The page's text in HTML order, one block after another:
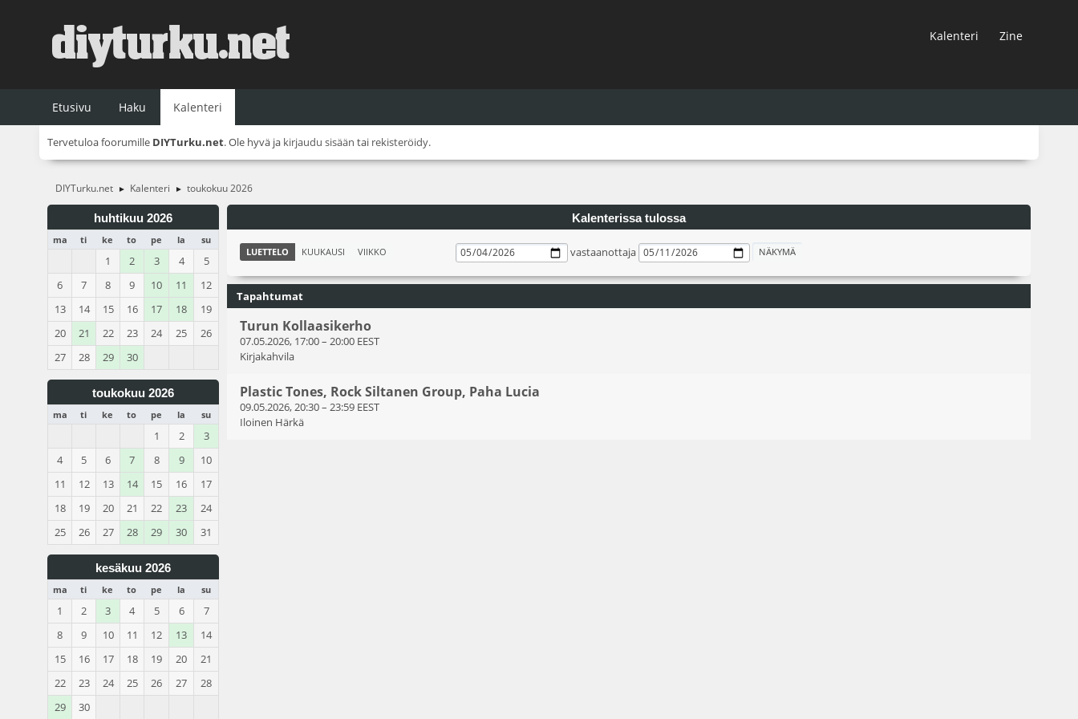
Kalenteri Zine
Etusivu Haku Kalenteri
Tervetuloa foorumille DIYTurku.net. Ole hyvä ja kirjaudu sisään tai rekisteröidy.
DIYTurku.net ► Kalenteri ► toukokuu 2026
huhtikuu 2026
ma ti ke to pe la su
1 2 3 4
5
6
7 8 9 10 11
12
13
14 15 16 17 18
19
20
21 22 23 24 25
26
27
28 29 30
toukokuu 2026
ma ti ke to pe la su
1 2
3
4
5 6 7 8 9
10
11
12 13 14 15 16
17
18
19 20 21 22 23
24
25
26 27 28 29 30 31
kesäkuu 2026
ma ti ke to pe la su
1 2 3 4 5 6
7
8
9 10 11 12 13
14
15
16 17 18 19 20
21
22
23 24 25 26 27
28
29
30
Kalenterissa tulossa
LUETTELO KUUKAUSI VIIKKO vastaanottaja
Tapahtumat
Turun Kollaasikerho
07.05.2026, 17:00– 20:00 EEST
Kirjakahvila
Plastic Tones, Rock Siltanen Group, Paha Lucia
09.05.2026, 20:30– 23:59 EEST
Iloinen Härkä